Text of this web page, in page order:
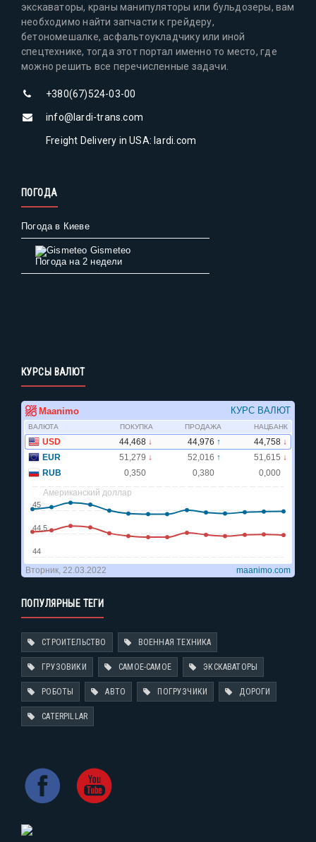
экскаваторы, краны манипуляторы или бульдозеры, вам
необходимо найти запчасти к грейдеру,
бетономешалке, асфальтоукладчику или иной
спецтехнике, тогда этот портал именно то место, где
можно решить все перечисленные задачи.
+380(67)524-03-00
info@lardi-trans.com
Freight Delivery in USA: lardi.com
ПОГОДА
Погода в Киеве
Gismeteo
Погода на 2 недели
КУРСЫ ВАЛЮТ
ПОПУЛЯРНЫЕ ТЕГИ
СТРОИТЕЛЬСТВО ВОЕННАЯ ТЕХНИКА
ГРУЗОВИКИ САМОЕ-САМОЕ ЭКСКАВАТОРЫ
РОБОТЫ АВТО ПОГРУЗЧИКИ ДОРОГИ
CATERPILLAR